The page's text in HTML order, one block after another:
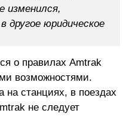
изменился,
другое юридическое
о правилах Amtrak
возможностями.
на станциях, в поездах
не следует